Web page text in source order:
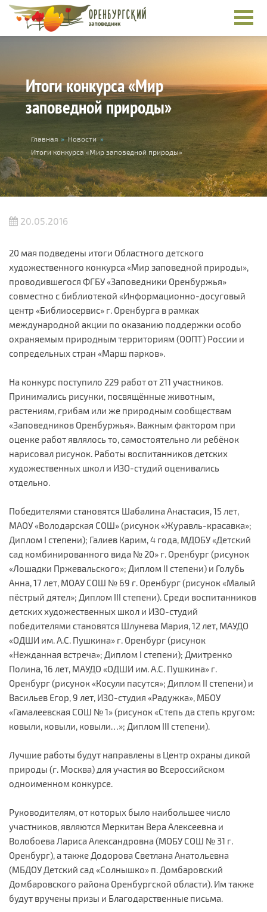
Перейти к основному содержанию
Итоги конкурса «Мир
заповедной природы»
Вы здесь
Главная » Новости »
Итоги конкурса «Мир заповедной природы»
20.05.2016
20 мая подведены итоги Областного детского
художественного конкурса «Мир заповедной природы»,
проводившегося ФГБУ «Заповедники Оренбуржья»
совместно с библиотекой «Информационно-досуговый
центр «Библиосервис» г. Оренбурга в рамках
международной акции по оказанию поддержки особо
охраняемым природным территориям (ООПТ) России и
сопредельных стран «Марш парков».
На конкурс поступило 229 работ от 211 участников.
Принимались рисунки, посвящённые животным,
растениям, грибам или же природным сообществам
«Заповедников Оренбуржья». Важным фактором при
оценке работ являлось то, самостоятельно ли ребёнок
нарисовал рисунок. Работы воспитанников детских
художественных школ и ИЗО-студий оценивались
отдельно.
Победителями становятся Шабалина Анастасия, 15 лет,
МАОУ «Володарская СОШ» (рисунок «Журавль-красавка»;
Диплом I степени); Галиев Карим, 4 года, МДОБУ «Детский
сад комбинированного вида № 20» г. Оренбург (рисунок
«Лошадки Пржевальского»; Диплом II степени) и Голубь
Анна, 17 лет, МОАУ СОШ № 69 г. Оренбург (рисунок «Малый
пёстрый дятел»; Диплом III степени). Среди воспитанников
детских художественных школ и ИЗО-студий
победителями становятся Шлунева Мария, 12 лет, МАУДО
«ОДШИ им. А.С. Пушкина» г. Оренбург (рисунок
«Нежданная встреча»; Диплом I степени); Дмитренко
Полина, 16 лет, МАУДО «ОДШИ им. А.С. Пушкина» г.
Оренбург (рисунок «Косули пасутся»; Диплом II степени) и
Васильев Егор, 9 лет, ИЗО-студия «Радужка», МБОУ
«Гамалеевская СОШ № 1» (рисунок «Степь да степь кругом:
ковыли, ковыли, ковыли…»; Диплом III степени).
Лучшие работы будут направлены в Центр охраны дикой
природы (г. Москва) для участия во Всероссийском
одноименном конкурсе.
Руководителям, от которых было наибольшее число
участников, являются Меркитан Вера Алексеевна и
Волобоева Лариса Александровна (МОБУ СОШ № 31 г.
Оренбург), а также Додорова Светлана Анатольевна
(МБДОУ Детский сад «Солнышко» п. Домбаровский
Домбаровского района Оренбургской области). Им также
будут вручены призы и Благодарственные письма.